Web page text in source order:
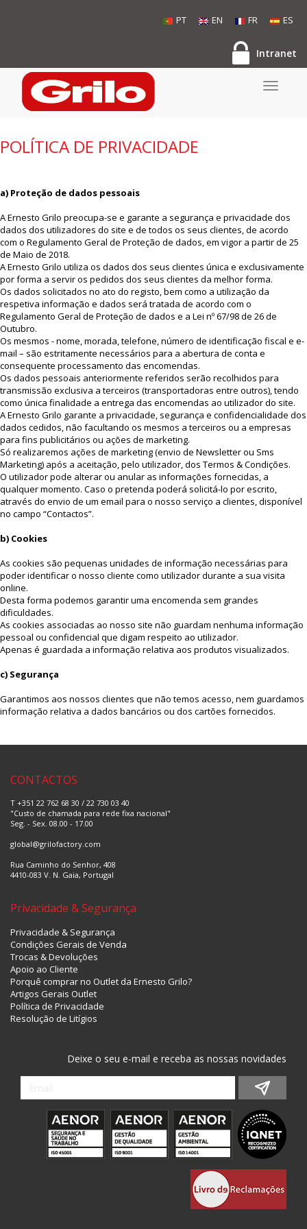
PT EN FR ES
Intranet
Toggle
POLÍTICA DE PRIVACIDADE
a) Proteção de dados pessoais
A Ernesto Grilo preocupa-se e garante a segurança e privacidade dos
dados dos utilizadores do site e de todos os seus clientes, de acordo
com o Regulamento Geral de Proteção de dados, em vigor a partir de 25
de Maio de 2018.
A Ernesto Grilo utiliza os dados dos seus clientes única e exclusivamente
por forma a servir os pedidos dos seus clientes da melhor forma.
Os dados solicitados no ato do registo, bem como a utilização da
respetiva informação e dados será tratada de acordo com o
Regulamento Geral de Proteção de dados e a Lei nº 67/98 de 26 de
Outubro.
Os mesmos - nome, morada, telefone, número de identificação fiscal e e-
mail – são estritamente necessários para a abertura de conta e
consequente processamento das encomendas.
Os dados pessoais anteriormente referidos serão recolhidos para
transmissão exclusiva a terceiros (transportadoras entre outros), tendo
como única finalidade a entrega das encomendas ao utilizador do site.
A Ernesto Grilo garante a privacidade, segurança e confidencialidade dos
dados cedidos, não facultando os mesmos a terceiros ou a empresas
para fins publicitários ou ações de marketing.
Só realizaremos ações de marketing (envio de Newsletter ou Sms
Marketing) após a aceitação, pelo utilizador, dos Termos & Condições.
O utilizador pode alterar ou anular as informações fornecidas, a
qualquer momento. Caso o pretenda poderá solicitá-lo por escrito,
através do envio de um email para o nosso serviço a clientes, disponível
no campo “Contactos”.
b) Cookies
As cookies são pequenas unidades de informação necessárias para
poder identificar o nosso cliente como utilizador durante a sua visita
online.
Desta forma podemos garantir uma encomenda sem grandes
dificuldades.
As cookies associadas ao nosso site não guardam nenhuma informação
pessoal ou confidencial que digam respeito ao utilizador.
Apenas é guardada a informação relativa aos produtos visualizados.
c) Segurança
Garantimos aos nossos clientes que não temos acesso, nem guardamos
informação relativa a dados bancários ou dos cartões fornecidos.
CONTACTOS
T +351 22 762 68 30 / 22 730 03 40
"Custo de chamada para rede fixa nacional"
Seg. - Sex. 08.00 - 17.00
global@grilofactory.com
Rua Caminho do Senhor, 408
4410-083 V. N. Gaia, Portugal
Privacidade & Segurança
Privacidade & Segurança
Condições Gerais de Venda
Trocas & Devoluções
Apoio ao Cliente
Porquê comprar no Outlet da Ernesto Grilo?
Artigos Gerais Outlet
Política de Privacidade
Resolução de Litígios
Deixe o seu e-mail e receba as nossas novidades